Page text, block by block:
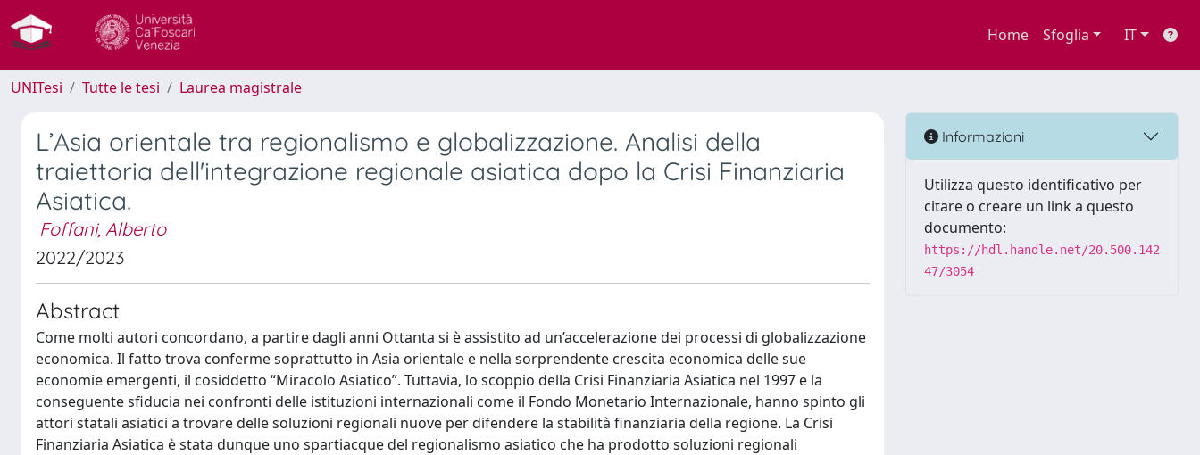
Home Sfoglia IT
UNITesi Tutte le tesi Laurea magistrale
L’Asia orientale tra regionalismo e globalizzazione. Analisi della
traiettoria dell'integrazione regionale asiatica dopo la Crisi Finanziaria
Asiatica.
Foffani, Alberto
2022/2023
Abstract
Come molti autori concordano, a partire dagli anni Ottanta si è assistito ad un’accelerazione dei processi di globalizzazione
economica. Il fatto trova conferme soprattutto in Asia orientale e nella sorprendente crescita economica delle sue
economie emergenti, il cosiddetto “Miracolo Asiatico”. Tuttavia, lo scoppio della Crisi Finanziaria Asiatica nel 1997 e la
conseguente sfiducia nei confronti delle istituzioni internazionali come il Fondo Monetario Internazionale, hanno spinto gli
attori statali asiatici a trovare delle soluzioni regionali nuove per difendere la stabilità finanziaria della regione. La Crisi
Finanziaria Asiatica è stata dunque uno spartiacque del regionalismo asiatico che ha prodotto soluzioni regionali
Informazioni
Utilizza questo identificativo per
citare o creare un link a questo
documento:
https://hdl.handle.net/20.500.142
47/3054